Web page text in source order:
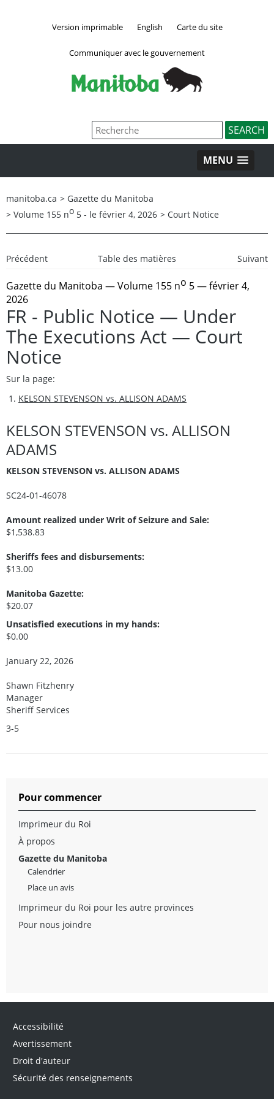
Version imprimable English Carte du site
Communiquer avec le gouvernement
MENU
manitoba.ca > Gazette du Manitoba
> Volume 155 no 5 - le février 4, 2026 > Court Notice
Précédent Table des matières Suivant
Gazette du Manitoba — Volume 155 no 5 — février 4,
2026
FR - Public Notice — Under
The Executions Act — Court
Notice
Sur la page:
KELSON STEVENSON vs. ALLISON ADAMS
KELSON STEVENSON vs. ALLISON
ADAMS
KELSON STEVENSON vs. ALLISON ADAMS
SC24-01-46078
Amount realized under Writ of Seizure and Sale:
$1,538.83
Sheriffs fees and disbursements:
$13.00
Manitoba Gazette:
$20.07
Unsatisfied executions in my hands:
$0.00
January 22, 2026
Shawn Fitzhenry
Manager
Sheriff Services
3-5
Pour commencer
Imprimeur du Roi
À propos
Gazette du Manitoba
Calendrier
Place un avis
Imprimeur du Roi pour les autre provinces
Pour nous joindre
Accessibilité
Avertissement
Droit d'auteur
Sécurité des renseignements